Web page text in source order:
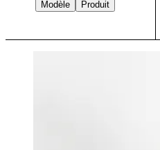
Modèle
Produit